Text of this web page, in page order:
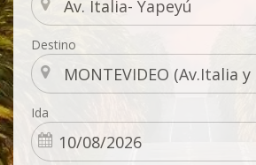
Destino
Ida